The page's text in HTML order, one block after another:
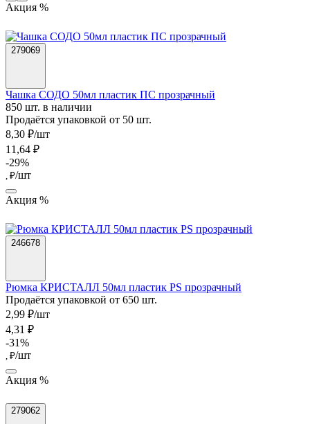
Акция %
279069
Чашка СОДО 50мл пластик ПС прозрачный
850 шт. в наличии
Продаётся упаковкой от 50 шт.
8,30 ₽/шт
11,64 ₽
-29%
, ₽/шт
Акция %
246678
Рюмка КРИСТАЛЛ 50мл пластик PS прозрачный
Продаётся упаковкой от 650 шт.
2,99 ₽/шт
4,31 ₽
-31%
, ₽/шт
Акция %
279062